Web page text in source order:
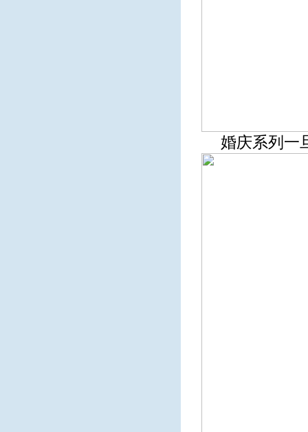
婚庆系列一